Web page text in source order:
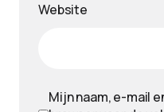
Website
Mijn naam, e-mail